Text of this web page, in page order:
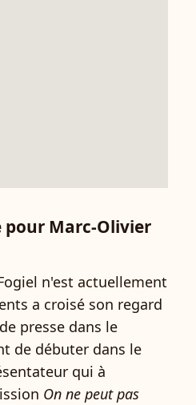
Marc-Olivier
n'est actuellement
a croisé son regard
presse dans le
de débuter dans le
qui à
On ne peut pas